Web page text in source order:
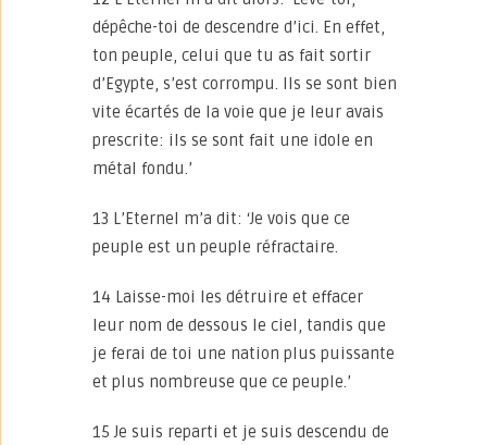
dépêche-toi de descendre d’ici. En effet,
ton peuple, celui que tu as fait sortir
d’Egypte, s’est corrompu. Ils se sont bien
vite écartés de la voie que je leur avais
prescrite: ils se sont fait une idole en
métal fondu.’
13 L’Eternel m’a dit: ‘Je vois que ce
peuple est un peuple réfractaire.
14 Laisse-moi les détruire et effacer
leur nom de dessous le ciel, tandis que
je ferai de toi une nation plus puissante
et plus nombreuse que ce peuple.’
15 Je suis reparti et je suis descendu de